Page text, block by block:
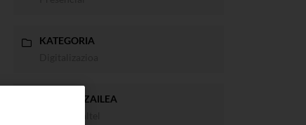
KATEGORIA
ANTOLATZAILEA